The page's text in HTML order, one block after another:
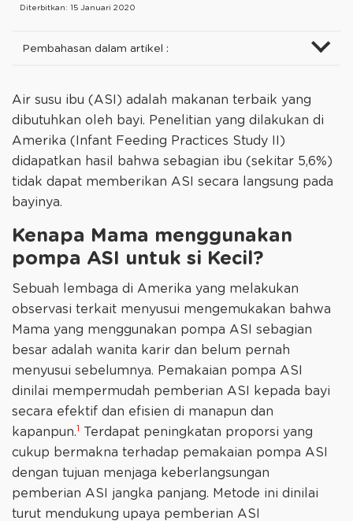
Diterbitkan: 15 Januari 2020
Pembahasan dalam artikel :
Air susu ibu (ASI) adalah makanan terbaik yang
dibutuhkan oleh bayi. Penelitian yang dilakukan di
Amerika (Infant Feeding Practices Study II)
didapatkan hasil bahwa sebagian ibu (sekitar 5,6%)
tidak dapat memberikan ASI secara langsung pada
bayinya.
Kenapa Mama menggunakan
pompa ASI untuk si Kecil?
Sebuah lembaga di Amerika yang melakukan
observasi terkait menyusui mengemukakan bahwa
Mama yang menggunakan pompa ASI sebagian
besar adalah wanita karir dan belum pernah
menyusui sebelumnya. Pemakaian pompa ASI
dinilai mempermudah pemberian ASI kepada bayi
secara efektif dan efisien di manapun dan
kapanpun.1 Terdapat peningkatan proporsi yang
cukup bermakna terhadap pemakaian pompa ASI
dengan tujuan menjaga keberlangsungan
pemberian ASI jangka panjang. Metode ini dinilai
turut mendukung upaya pemberian ASI